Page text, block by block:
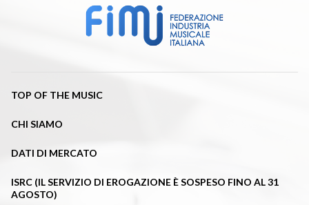
TOP OF THE MUSIC
CHI SIAMO
DATI DI MERCATO
ISRC (IL SERVIZIO DI EROGAZIONE È SOSPESO FINO AL 31
AGOSTO)